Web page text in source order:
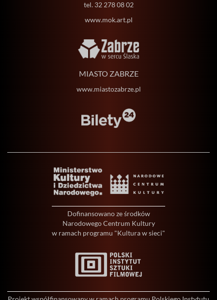
tel. 32 278 08 02
www.mok.art.pl
MIASTO ZABRZE
www.miastozabrze.pl
Dofinansowano ze środków
Narodowego Centrum Kultury
w ramach programu "Kultura w sieci"